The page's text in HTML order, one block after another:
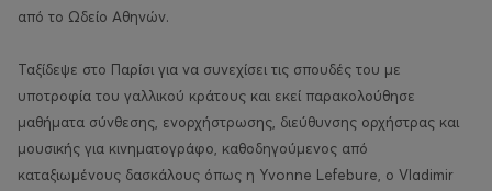
από το Ωδείο Αθηνών.
Ταξίδεψε στο Παρίσι για να συνεχίσει τις σπουδές του με
υποτροφία του γαλλικού κράτους και εκεί παρακολούθησε
μαθήματα σύνθεσης, ενορχήστρωσης, διεύθυνσης ορχήστρας και
μουσικής για κινηματογράφο, καθοδηγούμενος από
καταξιωμένους δασκάλους όπως η Yvonne Lefebure , ο Vladimir